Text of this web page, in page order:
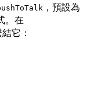
，預設為
。在
它：